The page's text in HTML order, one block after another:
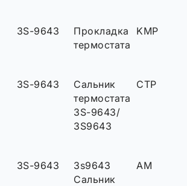
3S-9643
Прокладка
термостата
KMP
3S-9643
Сальник
термостата
3S-9643/
3S9643
CTP
3S-9643
3s9643
Сальник
AM